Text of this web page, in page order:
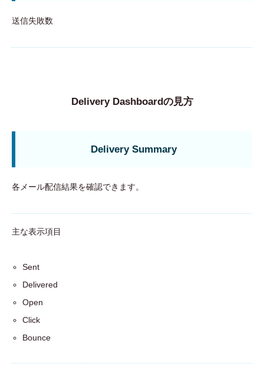
送信失敗数
Delivery Dashboardの見方
Delivery Summary
各メール配信結果を確認できます。
主な表示項目
Sent
Delivered
Open
Click
Bounce